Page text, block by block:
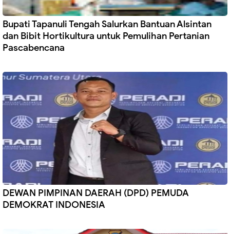
Bupati Tapanuli Tengah Salurkan Bantuan Alsintan
dan Bibit Hortikultura untuk Pemulihan Pertanian
Pascabencana
DEWAN PIMPINAN DAERAH (DPD) PEMUDA
DEMOKRAT INDONESIA